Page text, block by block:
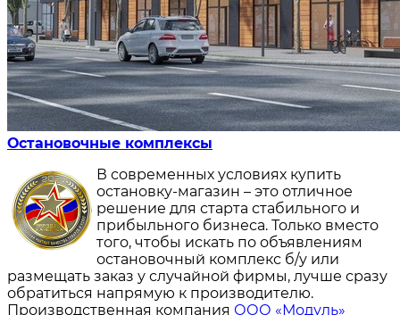
Остановочные комплексы
В современных условиях купить
остановку-магазин – это отличное
решение для старта стабильного и
прибыльного бизнеса. Только вместо
того, чтобы искать по объявлениям
остановочный комплекс б/у или
размещать заказ у случайной фирмы, лучше сразу
обратиться напрямую к производителю.
Производственная компания ООО «Модуль»